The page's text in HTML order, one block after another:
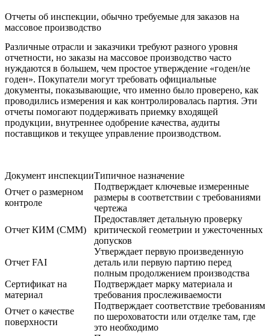
Отчеты об инспекции, обычно требуемые для заказов на
массовое производство
Различные отрасли и заказчики требуют разного уровня
отчетности, но заказы на массовое производство часто
нуждаются в большем, чем простое утверждение «годен/не
годен». Покупатели могут требовать официальные
документы, показывающие, что именно было проверено, как
проводились измерения и как контролировалась партия. Эти
отчеты помогают поддерживать приемку входящей
продукции, внутреннее одобрение качества, аудиты
поставщиков и текущее управление производством.
Документ инспекцииТипичное назначение
Отчет о размерном
контроле
Подтверждает ключевые измеренные
размеры в соответствии с требованиями
чертежа
Отчет КИМ (CMM)
Предоставляет детальную проверку
критической геометрии и ужесточенных
допусков
Отчет FAI
Утверждает первую произведенную
деталь или первую партию перед
полным продолжением производства
Сертификат на
материал
Подтверждает марку материала и
требования прослеживаемости
Отчет о качестве
поверхности
Подтверждает соответствие требованиям
по шероховатости или отделке там, где
это необходимо